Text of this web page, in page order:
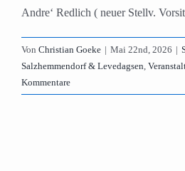
Andre‘ Redlich ( neuer Stellv.
Von Christian Goeke | Mai 22nd, 2026 |
Salzhemmendorf & Levedagsen,
Kommentare